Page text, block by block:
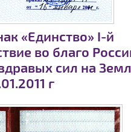
«Единство» I-й
во благо
сил на
г